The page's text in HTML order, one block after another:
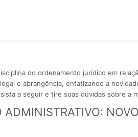
do ordenamento jurídico em
e abrangência, enfatizando a
a seguir e tire suas dúvidas sobre a
ADMINISTRATIVO: